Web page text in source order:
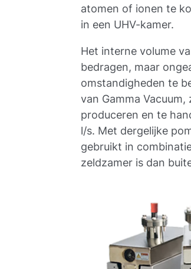
atomen of ionen te
in een UHV-kamer.
Het interne volume
bedragen, maar
omstandigheden te
van Gamma
produceren en te
l/s. Met dergelijke
gebruikt in
zeldzamer is dan